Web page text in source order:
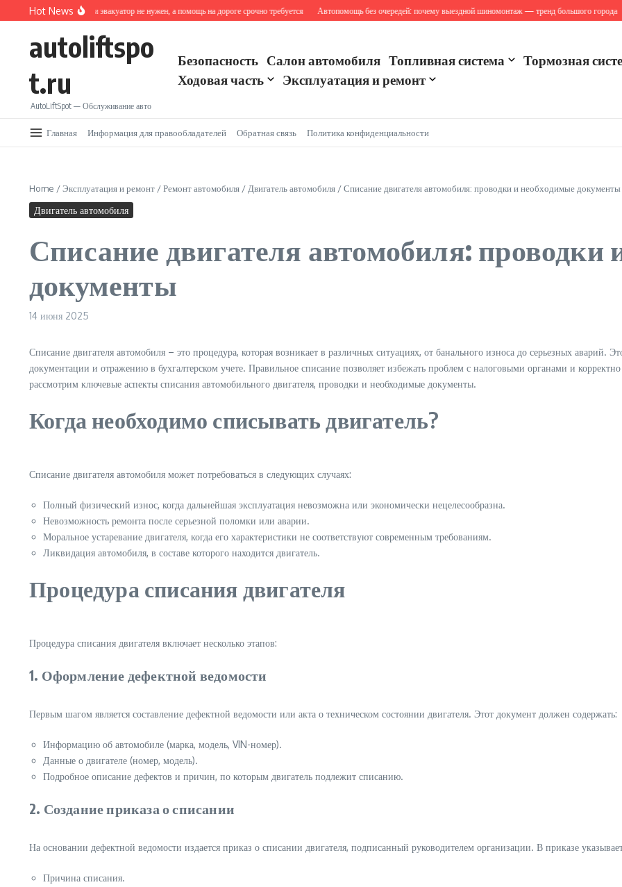
Перейти к содержанию
Hot News
Как действовать, если эвакуатор не нужен, а помощь на дороге срочно требуется Автопомощь без очередей: почему выездной шиномонтаж — тренд большого города
autoliftspo
t.ru
AutoLiftSpot — Обслуживание авто
Безопасность Салон автомобиля Топливная система
Тормозная
Ходовая часть
Эксплуатация и ремонт
Главная Информация для правообладателей Обратная связь Политика конфиденциальности
Home /Эксплуатация и ремонт /Ремонт автомобиля / Двигатель автомобиля /Списание двигателя автомобиля: проводки и необходимые документы
Двигатель автомобиля
Списание двигателя автомобиля: проводки
документы
14 июня 2025
Списание двигателя автомобиля – это процедура, которая возникает в различных ситуациях, от банального износа до серьезных аварий.
документации и отражению в бухгалтерском учете. Правильное списание позволяет избежать проблем с налоговыми органами и
рассмотрим ключевые аспекты списания автомобильного двигателя, проводки и необходимые документы.
Когда необходимо списывать двигатель?
Списание двигателя автомобиля может потребоваться в следующих случаях:
Полный физический износ, когда дальнейшая эксплуатация невозможна или экономически нецелесообразна.
Невозможность ремонта после серьезной поломки или аварии.
Моральное устаревание двигателя, когда его характеристики не соответствуют современным требованиям.
Ликвидация автомобиля, в составе которого находится двигатель.
Процедура списания двигателя
Процедура списания двигателя включает несколько этапов:
1. Оформление дефектной ведомости
Первым шагом является составление дефектной ведомости или акта о техническом состоянии двигателя. Этот документ должен содержать:
Информацию об автомобиле (марка, модель, VIN-номер).
Данные о двигателе (номер, модель).
Подробное описание дефектов и причин, по которым двигатель подлежит списанию.
2. Создание приказа о списании
На основании дефектной ведомости издается приказ о списании двигателя, подписанный руководителем организации. В приказе
Причина списания.